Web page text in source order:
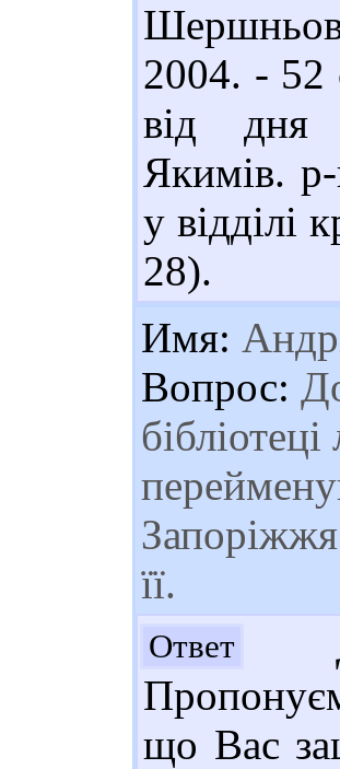
2004. - 52
від дня
Якимів.
у відділі
28).
Имя:
Вопрос:
її.
Ответ
що Вас